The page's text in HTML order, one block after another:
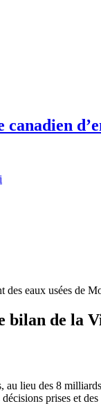
des eaux usées de
de la
lieu des 8
prises et